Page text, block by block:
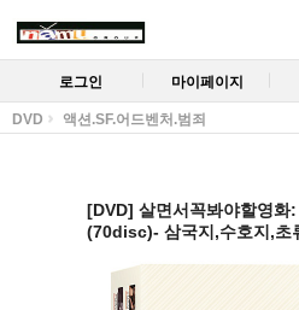
로그인 마이페이지
DVD 액션.SF.어드벤처.범죄
[DVD] 살면서꼭봐야할영화
(70disc)- 삼국지,수호지,초